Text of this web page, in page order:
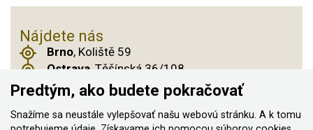
Nájdete nás
Brno, Koliště 59
Ostrava, Těšínská 36/108
Praha 14, Českobrodská 901
Predtým, ako budete pokračovať
Snažíme sa neustále vylepšovať našu webovú stránku. A k tomu